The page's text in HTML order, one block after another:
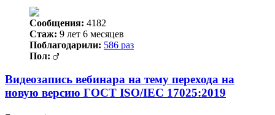
Сообщения: 4182
Стаж: 9 лет 6 месяцев
Поблагодарили: 586 раз
Пол:
Видеозапись вебинара на тему перехода на
новую версию ГОСТ ISO/IEC 17025:2019